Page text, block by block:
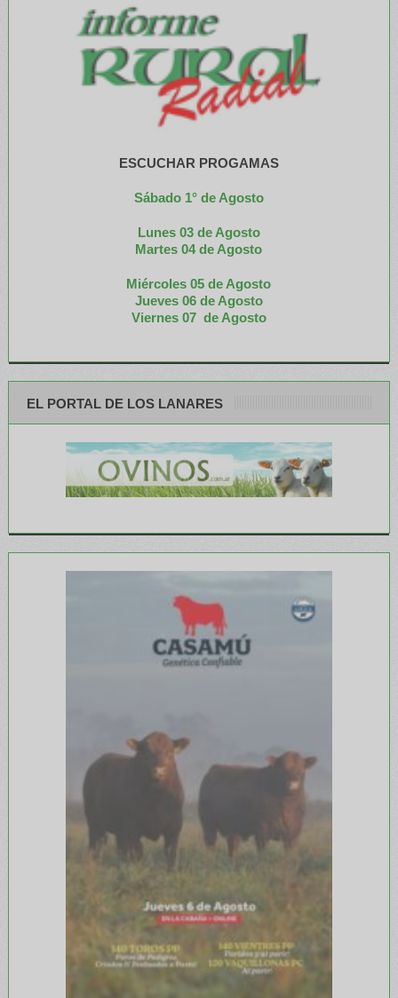
ESCUCHAR PROGAMAS
Sábado 1° de Agosto
Lunes 03 de Agosto
Martes 04 de Agosto
Miércoles 05 de Agosto
Jueves 06 de Agosto
Viernes 07 de Agosto
EL PORTAL DE LOS LANARES